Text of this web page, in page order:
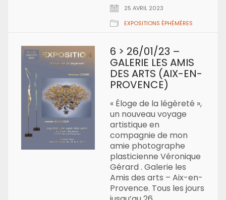
25 AVRIL 2023
EXPOSITIONS ÉPHÉMÈRES
6 > 26/01/23 –
GALERIE LES AMIS
DES ARTS (AIX-EN-
PROVENCE)
« Éloge de la légèreté »,
un nouveau voyage
artistique en
compagnie de mon
amie photographe
plasticienne Véronique
Gérard . Galerie les
Amis des arts – Aix-en-
Provence. Tous les jours